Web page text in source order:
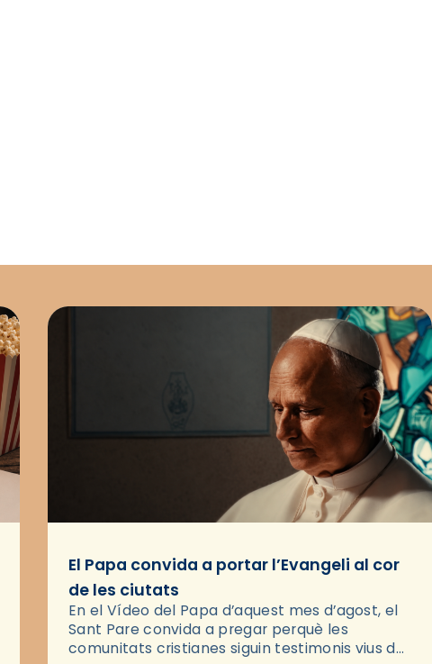
El Papa convida a portar l’Evangeli al cor
de les ciutats
En el Vídeo del Papa d’aquest mes d’agost, el
Sant Pare convida a pregar perquè les
comunitats cristianes siguin testimonis vius de